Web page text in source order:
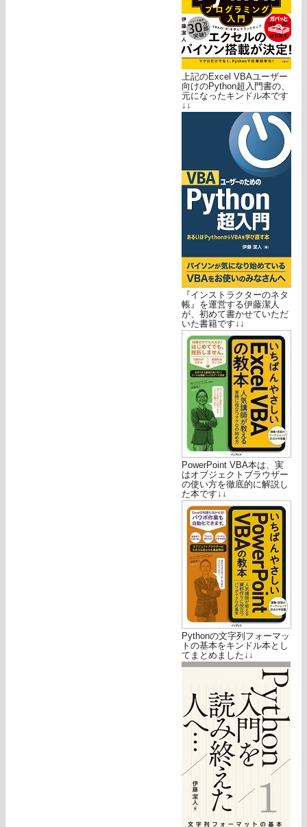
上記のExcel VBAユーザー
向けのPython超入門書の、
元になったキンドル本です
↓↓
『インストラクターのネタ
帳』を運営する伊藤潔人
が、初めて書かせていただ
いた書籍です↓↓
PowerPoint VBA本は、実
はオブジェクトブラウザー
の使い方を徹底的に解説し
た本です↓↓
Pythonの文字列フォーマッ
トの基本をキンドル本とし
てまとめました↓↓